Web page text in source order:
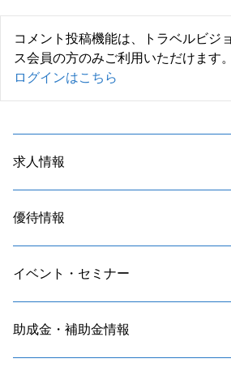
コメント投稿機能は、トラベルビジ
ス会員の方のみご利用いただけます。
ログインはこちら
求人情報
優待情報
イベント・セミナー
助成金・補助金情報